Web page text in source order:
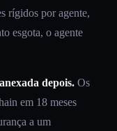
rígidos por agente,
esgota, o agente
depois. Os
em 18 meses
a um